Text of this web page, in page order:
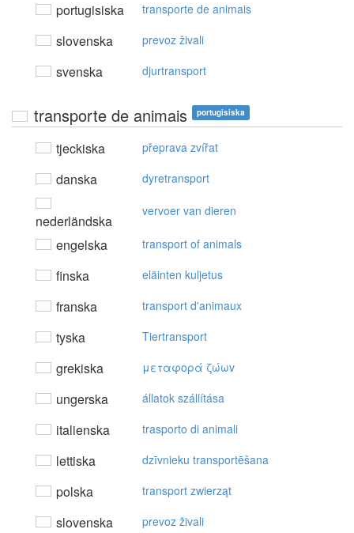
portugisiska transporte de animais
slovenska prevoz živali
svenska djurtransport
transporte de animais portugisiska
tjeckiska přeprava zvířat
danska dyretransport
nederländska
vervoer van dieren
engelska transport of animals
finska eläinten kuljetus
franska transport d'animaux
tyska Tiertransport
grekiska μεταφoρά ζώωv
ungerska állatok szállítása
italienska trasporto di animali
lettiska dzīvnieku transportēšana
polska transport zwierząt
slovenska prevoz živali